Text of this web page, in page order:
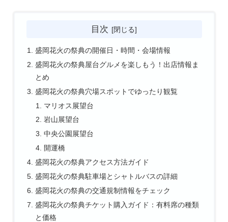
目次
盛岡花火の祭典の開催日・時間・会場情報
盛岡花火の祭典屋台グルメを楽しもう！出店情報ま
とめ
盛岡花火の祭典穴場スポットでゆったり観覧
マリオス展望台
岩山展望台
中央公園展望台
開運橋
盛岡花火の祭典アクセス方法ガイド
盛岡花火の祭典駐車場とシャトルバスの詳細
盛岡花火の祭典の交通規制情報をチェック
盛岡花火の祭典チケット購入ガイド：有料席の種類
と価格